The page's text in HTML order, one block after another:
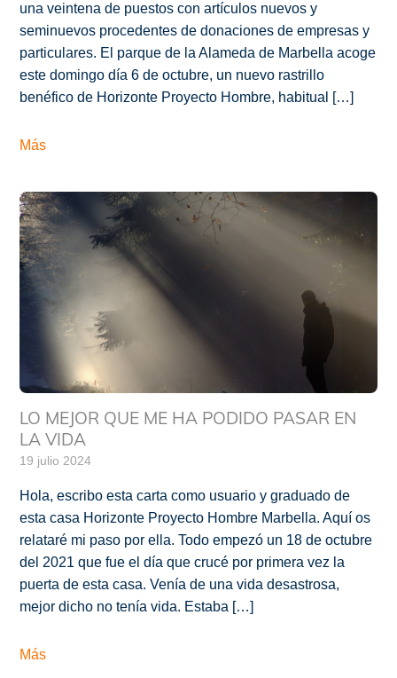
una veintena de puestos con artículos nuevos y
seminuevos procedentes de donaciones de empresas y
particulares. El parque de la Alameda de Marbella acoge
este domingo día 6 de octubre, un nuevo rastrillo
benéfico de Horizonte Proyecto Hombre, habitual […]
Más
LO MEJOR QUE ME HA PODIDO PASAR EN
LA VIDA
19 julio 2024
Hola, escribo esta carta como usuario y graduado de
esta casa Horizonte Proyecto Hombre Marbella. Aquí os
relataré mi paso por ella. Todo empezó un 18 de octubre
del 2021 que fue el día que crucé por primera vez la
puerta de esta casa. Venía de una vida desastrosa,
mejor dicho no tenía vida. Estaba […]
Más